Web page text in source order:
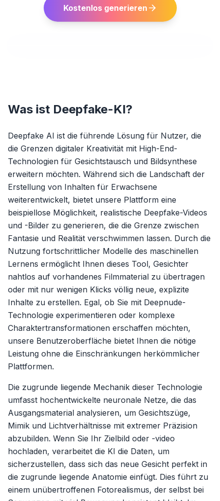
Kostenlos generieren
Was ist Deepfake-KI?
Deepfake AI ist die führende Lösung für Nutzer, die
die Grenzen digitaler Kreativität mit High-End-
Technologien für Gesichtstausch und Bildsynthese
erweitern möchten. Während sich die Landschaft der
Erstellung von Inhalten für Erwachsene
weiterentwickelt, bietet unsere Plattform eine
beispiellose Möglichkeit, realistische Deepfake-Videos
und -Bilder zu generieren, die die Grenze zwischen
Fantasie und Realität verschwimmen lassen. Durch die
Nutzung fortschrittlicher Modelle des maschinellen
Lernens ermöglicht Ihnen dieses Tool, Gesichter
nahtlos auf vorhandenes Filmmaterial zu übertragen
oder mit nur wenigen Klicks völlig neue, explizite
Inhalte zu erstellen. Egal, ob Sie mit Deepnude-
Technologie experimentieren oder komplexe
Charaktertransformationen erschaffen möchten,
unsere Benutzeroberfläche bietet Ihnen die nötige
Leistung ohne die Einschränkungen herkömmlicher
Plattformen.
Die zugrunde liegende Mechanik dieser Technologie
umfasst hochentwickelte neuronale Netze, die das
Ausgangsmaterial analysieren, um Gesichtszüge,
Mimik und Lichtverhältnisse mit extremer Präzision
abzubilden. Wenn Sie Ihr Zielbild oder -video
hochladen, verarbeitet die KI die Daten, um
sicherzustellen, dass sich das neue Gesicht perfekt in
die zugrunde liegende Anatomie einfügt. Dies führt zu
einem unübertroffenen Fotorealismus, der selbst bei